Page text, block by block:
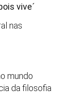
vive´
nas
mundo
da filosofia